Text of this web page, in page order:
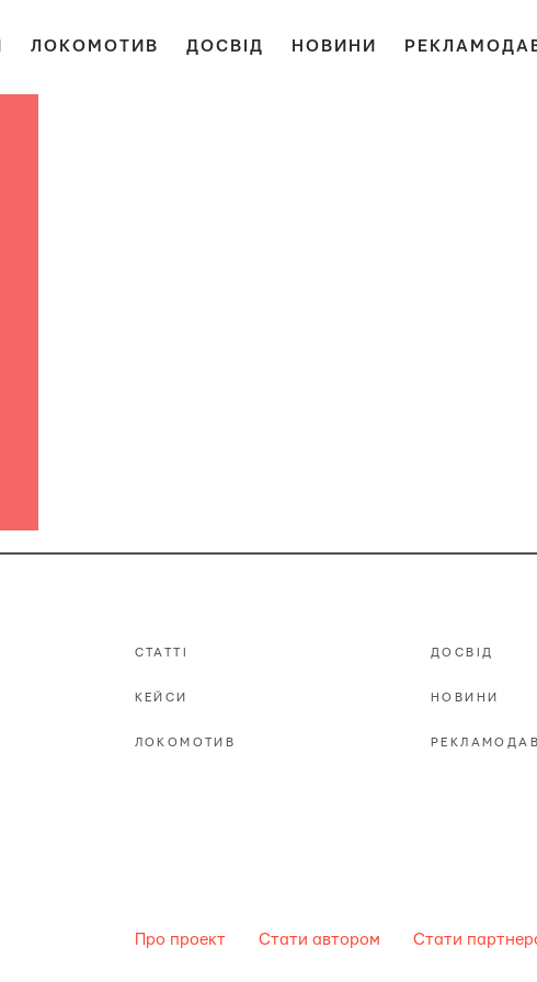
ЛОКОМОТИВ ДОСВІД НОВИНИ
СТАТТІ
КЕЙСИ
ЛОКОМОТИВ
ДОСВІД
НОВИНИ
Про проект Стати автором Стати